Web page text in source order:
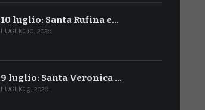
10 luglio: Santa Rufina e…
LUGLIO 10, 2026
9 luglio: Santa Veronica …
LUGLIO 9, 2026